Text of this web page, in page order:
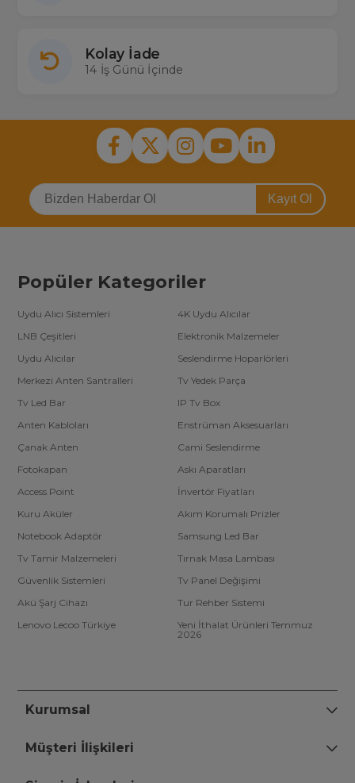
Kolay İade
14 İş Günü İçinde
Kayıt Ol
Popüler Kategoriler
Uydu Alıcı Sistemleri
4K Uydu Alıcılar
LNB Çeşitleri
Elektronik Malzemeler
Uydu Alıcılar
Seslendirme Hoparlörleri
Merkezi Anten Santralleri
Tv Yedek Parça
Tv Led Bar
IP Tv Box
Anten Kabloları
Enstrüman Aksesuarları
Çanak Anten
Cami Seslendirme
Fotokapan
Askı Aparatları
Access Point
İnvertör Fiyatları
Kuru Aküler
Akım Korumalı Prizler
Notebook Adaptör
Samsung Led Bar
Tv Tamir Malzemeleri
Tırnak Masa Lambası
Güvenlik Sistemleri
Tv Panel Değişimi
Akü Şarj Cihazı
Tur Rehber Sistemi
Lenovo Lecoo Türkiye
Yeni İthalat Ürünleri Temmuz
2026
Kurumsal
Müşteri İlişkileri